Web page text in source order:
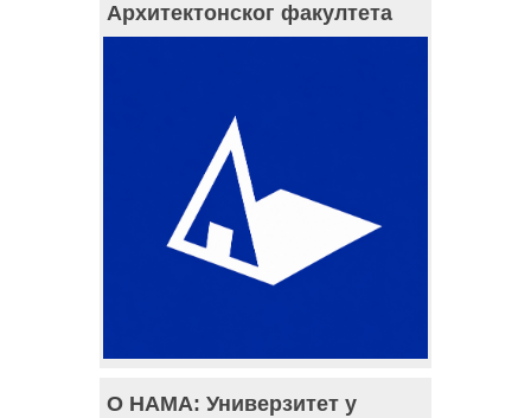
Архитектонског факултета
О НАМА: Универзитет у